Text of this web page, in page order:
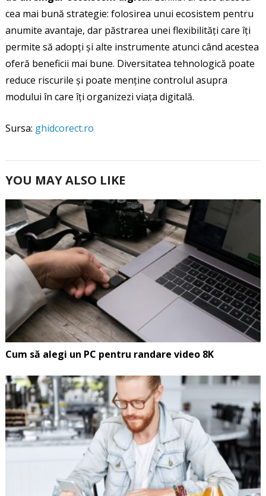
cea mai bună strategie: folosirea unui ecosistem pentru
anumite avantaje, dar păstrarea unei flexibilități care îți
permite să adopți și alte instrumente atunci când acestea
oferă beneficii mai bune. Diversitatea tehnologică poate
reduce riscurile și poate menține controlul asupra
modului în care îți organizezi viața digitală.
Sursa: ghidcorect.ro
YOU MAY ALSO LIKE
Cum să alegi un PC pentru randare video 8K